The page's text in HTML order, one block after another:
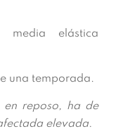
elástica
una temporada.
en reposo, ha de
elevada.